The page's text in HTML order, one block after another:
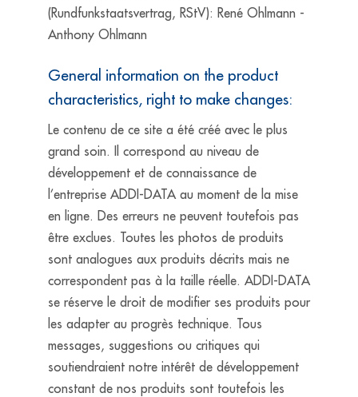
(Rundfunkstaatsvertrag, RStV): René Ohlmann -
Anthony Ohlmann
General information on the product
characteristics, right to make changes:
Le contenu de ce site a été créé avec le plus
grand soin. Il correspond au niveau de
développement et de connaissance de
l’entreprise ADDI-DATA au moment de la mise
en ligne. Des erreurs ne peuvent toutefois pas
être exclues. Toutes les photos de produits
sont analogues aux produits décrits mais ne
correspondent pas à la taille réelle. ADDI-DATA
se réserve le droit de modifier ses produits pour
les adapter au progrès technique. Tous
messages, suggestions ou critiques qui
soutiendraient notre intérêt de développement
constant de nos produits sont toutefois les